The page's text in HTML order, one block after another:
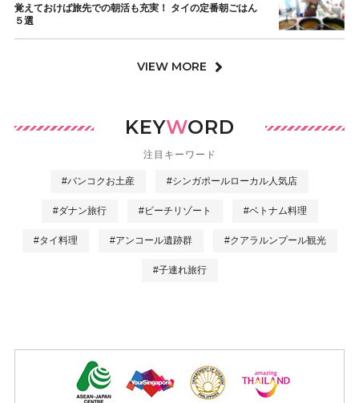
覚えておけば旅先での朝活も充実！ タイの定番朝ごはん
５選
VIEW MORE
KEYWORD
注目キーワード
#バンコクお土産 #シンガポールローカル人気店
#ダナン旅行 #ビーチリゾート #ベトナム料理
#タイ料理 #アンコール遺跡群 #クアラルンプール観光
#子連れ旅行